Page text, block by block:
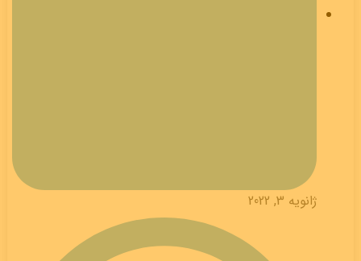
ژانویه 3, 2022